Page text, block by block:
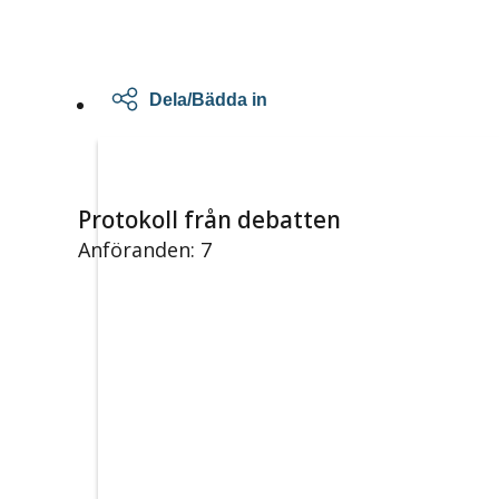
Dela/Bädda in
Protokoll från debatten
Anföranden: 7